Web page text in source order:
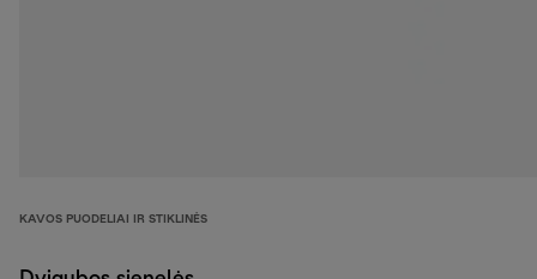
KAVOS PUODELIAI IR STIKLINĖS